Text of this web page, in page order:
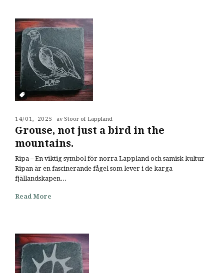
14/01, 2025 av Stoor of Lappland
Grouse, not just a bird in the
mountains.
Ripa – En viktig symbol för norra Lappland och samisk kultur
Ripan är en fascinerande fågel som lever i de karga
fjällandskapen...
Read More